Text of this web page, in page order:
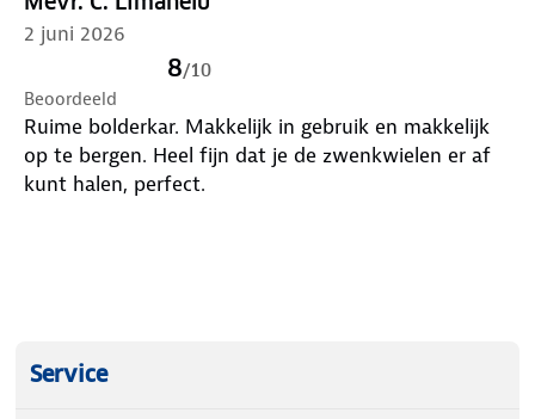
2 juni 2026
8/10
Beoordeeld
Ruime bolderkar. Makkelijk in gebruik en makkelijk
op te bergen. Heel fijn dat je de zwenkwielen er af
kunt halen, perfect.
Service